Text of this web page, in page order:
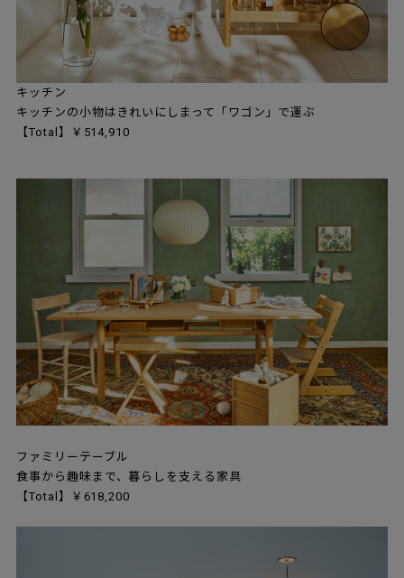
キッチン
キッチンの小物はきれいにしまって「ワゴン」で運ぶ
【Total】￥514,910
ファミリーテーブル
食事から趣味まで、暮らしを支える家具
【Total】￥618,200